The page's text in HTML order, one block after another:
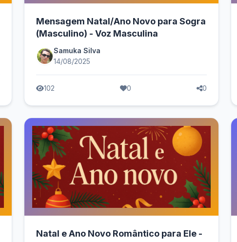
Mensagem Natal/Ano Novo para Sogra
(Masculino) - Voz Masculina
Samuka Silva
14/08/2025
102 0 0
Natal e Ano Novo Romântico para Ele -